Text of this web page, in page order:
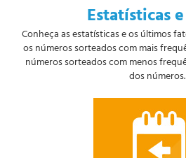
Estatísticas
Conheça as estatísticas e os últimos
os números sorteados com mais
números sorteados com menos
dos números.